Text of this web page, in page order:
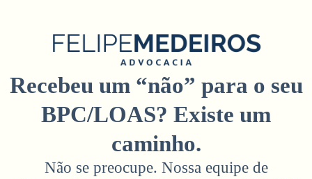
Recebeu um “não” para o seu
BPC/LOAS? Existe um
caminho.
Não se preocupe. Nossa equipe de